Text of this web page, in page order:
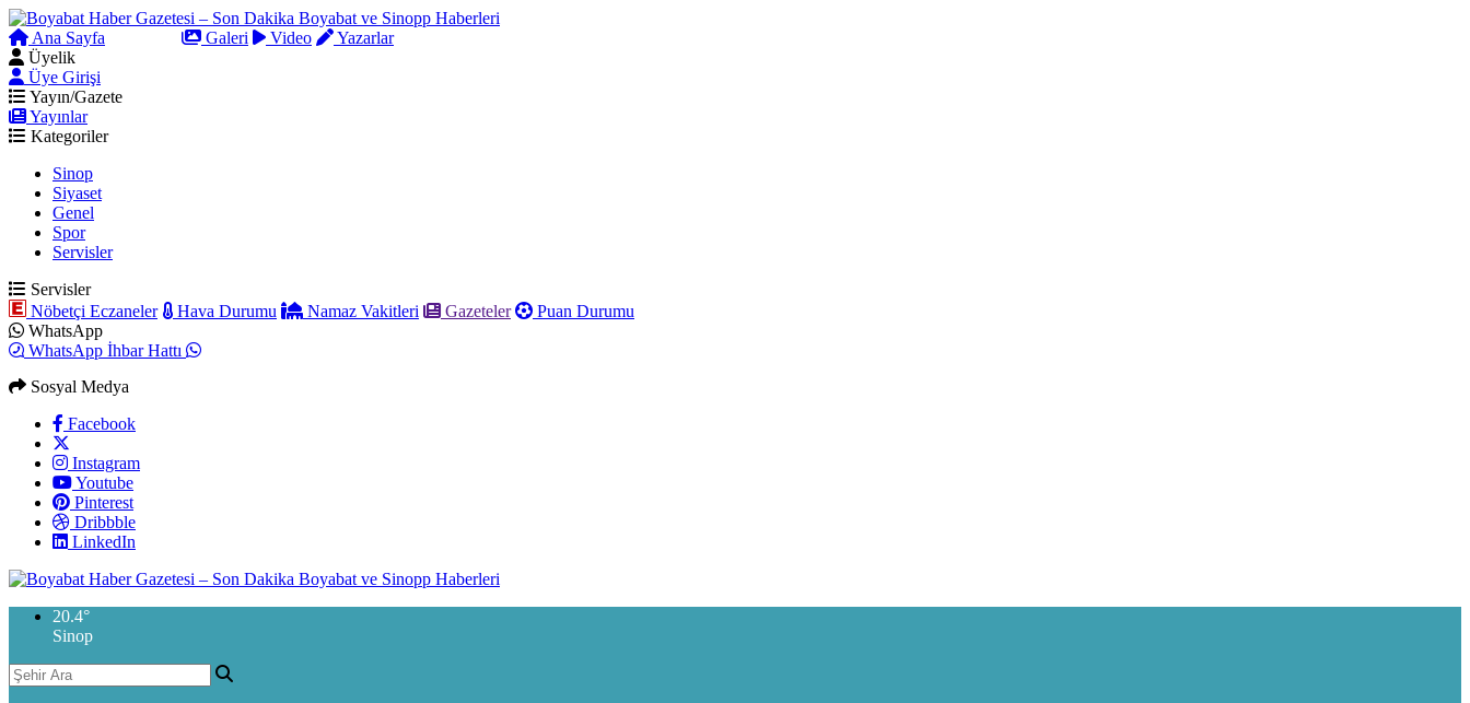
Ana Sayfa Galeri Video
Yazarlar
Üyelik
Üye Girişi
Yayın/Gazete
Yayınlar
Kategoriler
Sinop
Siyaset
Genel
Spor
Servisler
Servisler
Nöbetçi Eczaneler
Hava Durumu Namaz Vakitleri Gazeteler
Puan Durumu
WhatsApp
WhatsApp İhbar Hattı
Sosyal Medya
Facebook
Instagram
Youtube
Pinterest
Dribbble
LinkedIn
20.4°
Sinop